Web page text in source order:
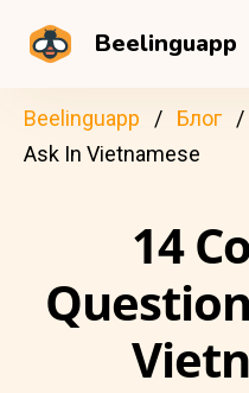
Beelinguapp
Beelinguapp Блог
Ask In Vietnamese
14